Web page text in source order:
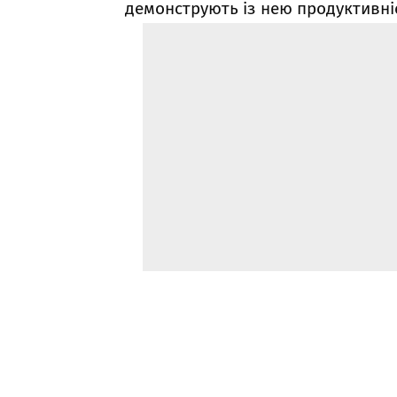
демонструють із нею